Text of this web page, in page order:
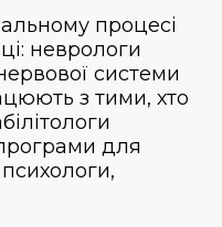
процесі
неврологи
системи
з тими, хто
для